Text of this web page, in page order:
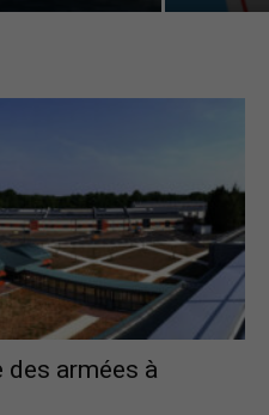
de-
France
armées à